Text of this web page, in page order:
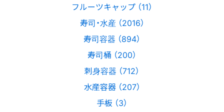
フルーツキャップ （11）
寿司・水産 （2016）
寿司容器 （894）
寿司桶 （200）
刺身容器 （712）
水産容器 （207）
手板 （3）